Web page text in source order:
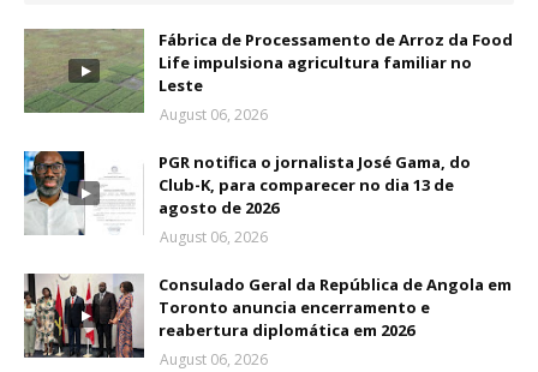
Fábrica de Processamento de Arroz da Food
Life impulsiona agricultura familiar no
Leste
August 06, 2026
PGR notifica o jornalista José Gama, do
Club-K, para comparecer no dia 13 de
agosto de 2026
August 06, 2026
Consulado Geral da República de Angola em
Toronto anuncia encerramento e
reabertura diplomática em 2026
August 06, 2026